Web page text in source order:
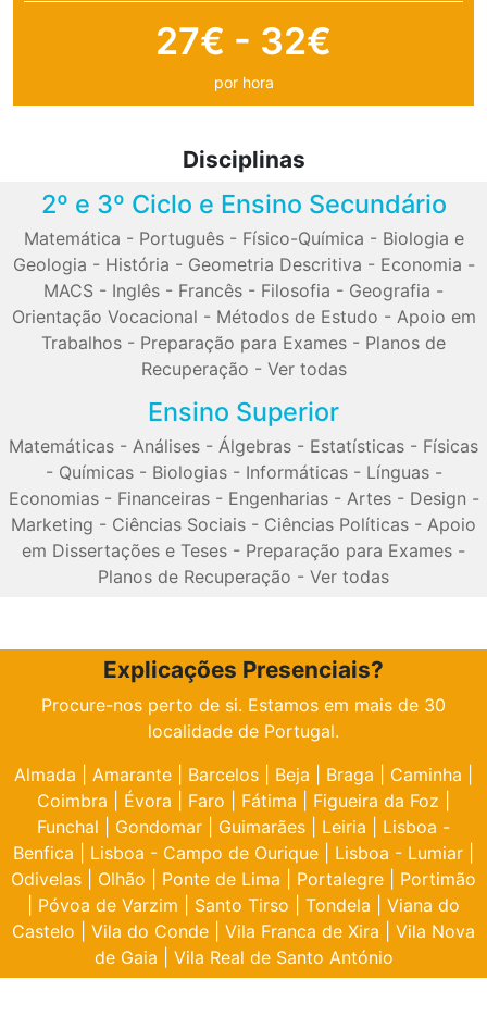
27€ - 32€
por hora
Disciplinas
2º e 3º Ciclo e Ensino Secundário
Matemática - Português- Físico-Química - Biologia e
Geologia - História - Geometria Descritiva - Economia -
MACS - Inglês - Francês - Filosofia - Geografia -
Orientação Vocacional - Métodos de Estudo - Apoio em
Trabalhos - Preparação para Exames - Planos de
Recuperação - Ver todas
Ensino Superior
Matemáticas - Análises - Álgebras - Estatísticas - Físicas
- Químicas- Biologias- Informáticas- Línguas-
Economias- Financeiras- Engenharias- Artes- Design -
Marketing - Ciências Sociais - Ciências Políticas - Apoio
em Dissertações e Teses - Preparação para Exames -
Planos de Recuperação - Ver todas
Explicações Presenciais?
Procure-nos perto de si. Estamos em mais de 30
localidade de Portugal.
Almada
Amarante Barcelos Beja Braga Caminha
Coimbra
Évora Faro Fátima Figueira da Foz
Funchal
Gondomar Guimarães Leiria
Lisboa -
Benfica
Lisboa - Campo de Ourique Lisboa - Lumiar
Odivelas
Olhão Ponte de Lima Portalegre
Portimão
Póvoa de Varzim Santo Tirso Tondela
Viana do
Castelo
Vila do Conde Vila Franca de Xira
Vila Nova
de Gaia
Vila Real de Santo António